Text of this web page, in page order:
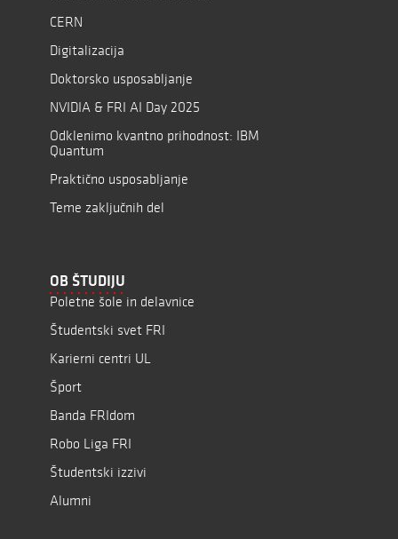
CERN
Digitalizacija
Doktorsko usposabljanje
NVIDIA & FRI AI Day 2025
Odklenimo kvantno prihodnost: IBM
Quantum
Praktično usposabljanje
Teme zaključnih del
OB ŠTUDIJU
Poletne šole in delavnice
Študentski svet FRI
Karierni centri UL
Šport
Banda FRIdom
Robo Liga FRI
Študentski izzivi
Alumni